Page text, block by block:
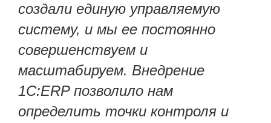
создали единую управляемую
систему, и мы ее постоянно
совершенствуем и
масштабируем. Внедрение
1C:ERP позволило нам
определить точки контроля и